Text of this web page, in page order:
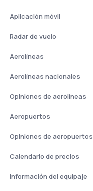
Aplicación móvil
Radar de vuelo
Aerolíneas
Aerolíneas nacionales
Opiniones de aerolíneas
Aeropuertos
Opiniones de aeropuertos
Calendario de precios
Información del equipaje